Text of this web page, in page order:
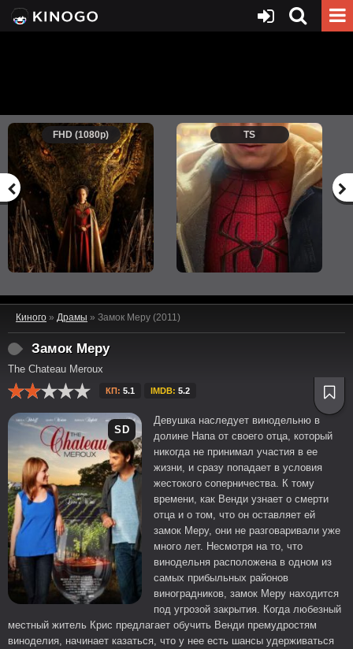
FHD (1080p) TS
Киного » Драмы » Замок Меру (2011)
Замок Меру
The Chateau Meroux
КП: 5.1 IMDB: 5.2
SD
Девушка наследует винодельню в
долине Напа от своего отца, который
никогда не принимал участия в ее
жизни, и сразу попадает в условия
жестокого соперничества. К тому
времени, как Венди узнает о смерти
отца и о том, что он оставляет ей
замок Меру, они не разговаривали уже
много лет. Несмотря на то, что
винодельня расположена в одном из
самых прибыльных районов
виноградников, замок Меру находится
под угрозой закрытия. Когда любезный
местный житель Крис предлагает обучить Венди премудростям
виноделия, начинает казаться, что у нее есть шансы удерживаться